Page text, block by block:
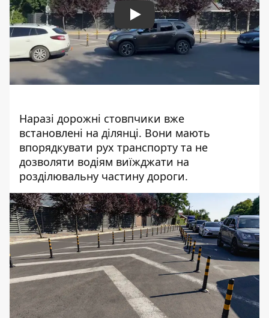
Play
Наразі дорожні стовпчики вже
встановлені на ділянці. Вони мають
впорядкувати рух транспорту та не
дозволяти водіям виїжджати на
розділювальну частину дороги.